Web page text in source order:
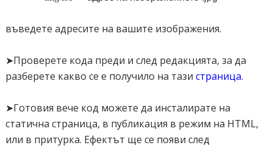
margin: 100px auto 0;
width: 700px;
.gallery a {
display: inline-block;
height: 135px;
въведете адресите на вашите изображения.
➤Проверете кода преди и след редакцията, за да
разберете какво се е получило на тази страница.
➤Готовия вече код можете да инсталирате на
статична страница, в публикация в режим на HTML,
или в притурка. Ефектът ще се появи след